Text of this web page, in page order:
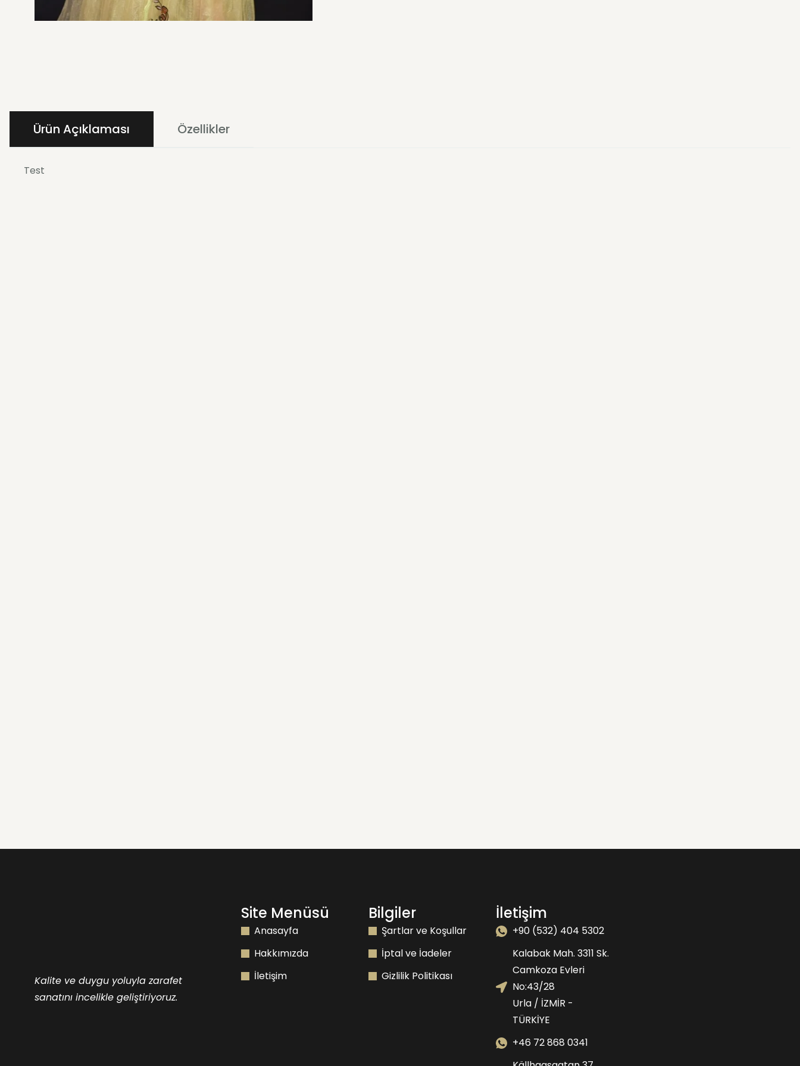
Ürün Açıklaması Özellikler
Test
Kalite ve duygu yoluyla zarafet
sanatını incelikle geliştiriyoruz.
Site Menüsü
Anasayfa
Hakkımızda
İletişim
Bilgiler
Şartlar ve Koşullar
İptal ve İadeler
Gizlilik Politikası
İletişim
+90 (532) 404 5302
Kalabak Mah. 3311 Sk.
Camkoza Evleri
No:43/28
Urla / İZMİR -
TÜRKİYE
+46 72 868 0341